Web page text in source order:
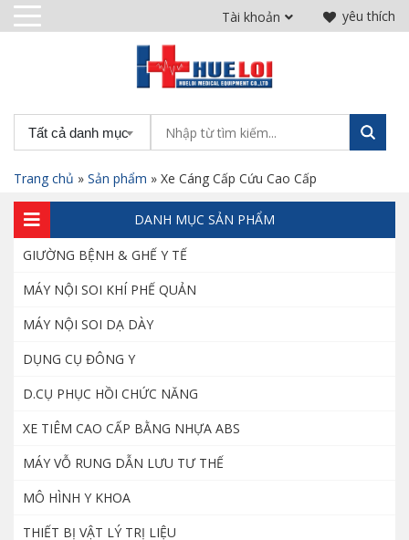
yêu thích
Tài khoản
Tất cả danh mục
Trang chủ » Sản phẩm » Xe Cáng Cấp Cứu Cao Cấp
DANH MỤC SẢN PHẨM
GIƯỜNG BỆNH & GHẾ Y TẾ
MÁY NỘI SOI KHÍ PHẾ QUẢN
MÁY NỘI SOI DẠ DÀY
DỤNG CỤ ĐÔNG Y
D.CỤ PHỤC HỒI CHỨC NĂNG
XE TIÊM CAO CẤP BẰNG NHỰA ABS
MÁY VỖ RUNG DẪN LƯU TƯ THẾ
MÔ HÌNH Y KHOA
THIẾT BỊ VẬT LÝ TRỊ LIỆU
Bộ vali nha khoa di động
Ghế điện Denston khám răng hàm mặt
Máy siêu âm Acclarix LX3 phân khúc tầm
185.000.000
Giày cố định chân bằng hơi – Giày đi bộ
không bó bột
1.200.000 ₫
Mô hình thực hành điều dưỡng nam nữ
cao cấp